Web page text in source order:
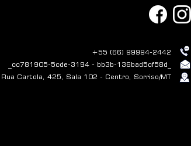
+55 (66) 99994-2442
_cc781905-5cde-3194 - bb3b-136bad5cf58d_
Rua Cartola, 425, Sala 102 - Centro, Sorriso/MT